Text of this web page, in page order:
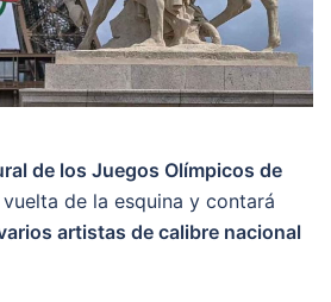
de los Juegos Olímpicos de
de la esquina y contará
artistas de calibre nacional